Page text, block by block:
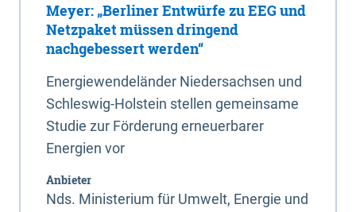
Meyer: „Berliner Entwürfe zu EEG und
Netzpaket müssen dringend
nachgebessert werden“
Energiewendeländer Niedersachsen und
Schleswig-Holstein stellen gemeinsame
Studie zur Förderung erneuerbarer
Energien vor
Anbieter
Nds. Ministerium für Umwelt, Energie und